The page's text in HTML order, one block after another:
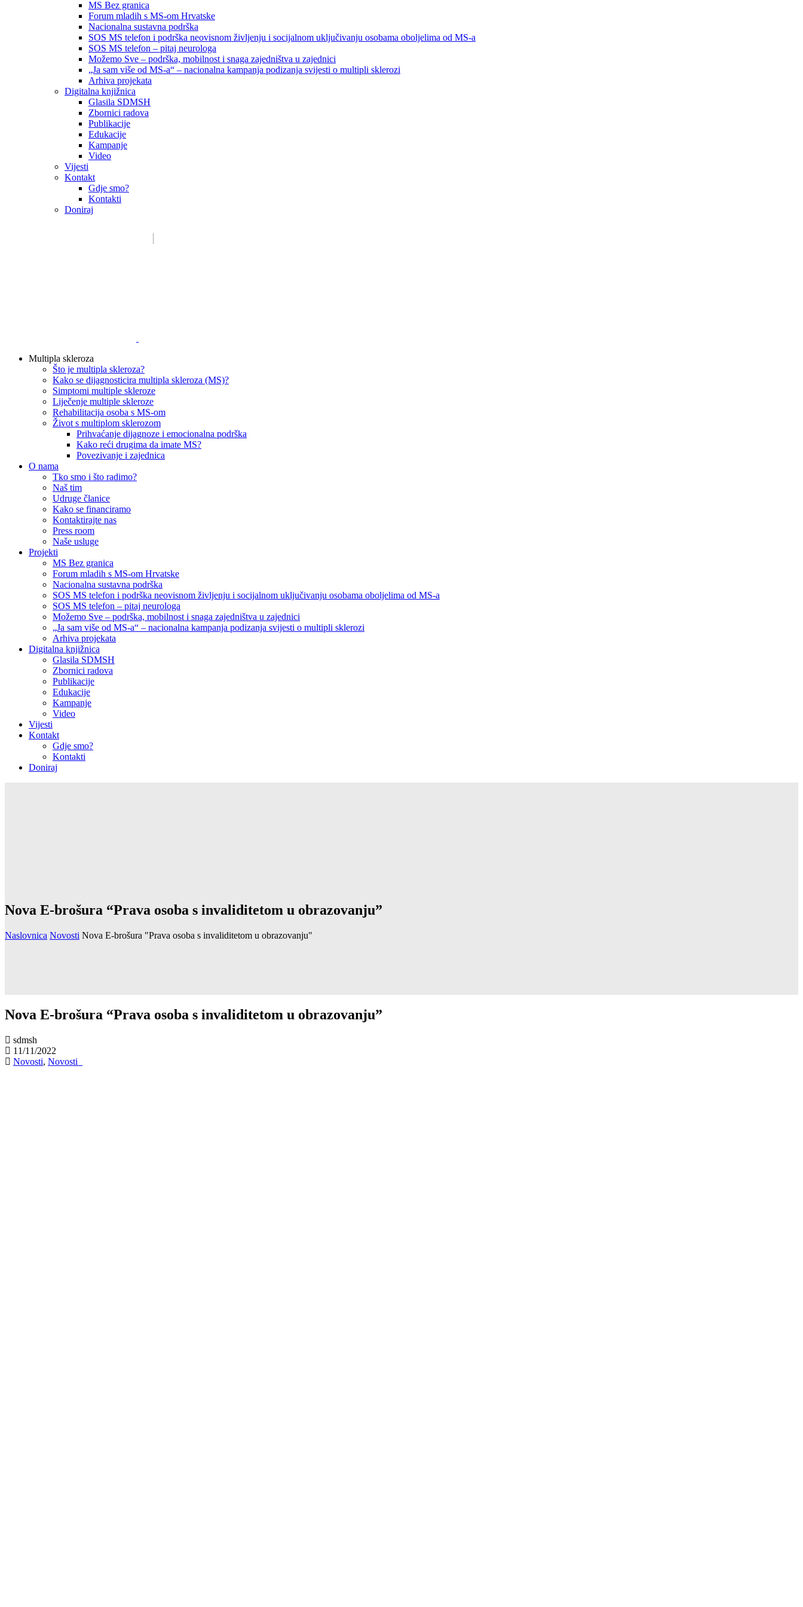
MS Bez granica
Forum mladih s MS-om Hrvatske
Nacionalna sustavna podrška
SOS MS telefon i podrška neovisnom življenju i socijalnom uključivanju osobama oboljelima od MS-a
SOS MS telefon – pitaj neurologa
Možemo Sve – podrška, mobilnost i snaga zajedništva u zajednici
„Ja sam više od MS-a“ – nacionalna kampanja podizanja svijesti o multipli sklerozi
Arhiva projekata
Digitalna knjižnica
Glasila SDMSH
Zbornici radova
Publikacije
Edukacije
Kampanje
Video
Vijesti
Kontakt
Gdje smo?
Kontakti
Doniraj
Multipla skleroza
Što je multipla skleroza?
Kako se dijagnosticira multipla skleroza (MS)?
Simptomi multiple skleroze
Liječenje multiple skleroze
Rehabilitacija osoba s MS-om
Život s multiplom sklerozom
Prihvaćanje dijagnoze i emocionalna podrška
Kako reći drugima da imate MS?
Povezivanje i zajednica
O nama
Tko smo i što radimo?
Naš tim
Udruge članice
Kako se financiramo
Kontaktirajte nas
Press room
Naše usluge
Projekti
MS Bez granica
Forum mladih s MS-om Hrvatske
Nacionalna sustavna podrška
SOS MS telefon i podrška neovisnom življenju i socijalnom uključivanju osobama oboljelima od MS-a
SOS MS telefon – pitaj neurologa
Možemo Sve – podrška, mobilnost i snaga zajedništva u zajednici
„Ja sam više od MS-a“ – nacionalna kampanja podizanja svijesti o multipli sklerozi
Arhiva projekata
Digitalna knjižnica
Glasila SDMSH
Zbornici radova
Publikacije
Edukacije
Kampanje
Video
Vijesti
Kontakt
Gdje smo?
Kontakti
Doniraj
Nova E-brošura “Prava osoba s invaliditetom u obrazovanju”
Naslovnica Novosti Nova E-brošura "Prava osoba s invaliditetom u obrazovanju"
Nova E-brošura “Prava osoba s invaliditetom u obrazovanju”
sdmsh
11/11/2022
Novosti, Novosti_